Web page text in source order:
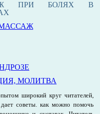
ПРИ БОЛЯХ В
МОЛИТВА
широкий круг читателей,
советы. как можно помочь